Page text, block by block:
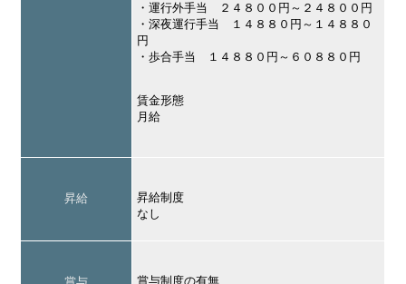
・運行外手当 ２４８００円～２４８００円
・深夜運行手当 １４８８０円～１４８８０
円
・歩合手当 １４８８０円～６０８８０円
賃金形態
月給
昇給
昇給制度
なし
賞与制度の有無